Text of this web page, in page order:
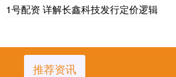
1号配资 详解长鑫科技发行定价逻辑
推荐资讯